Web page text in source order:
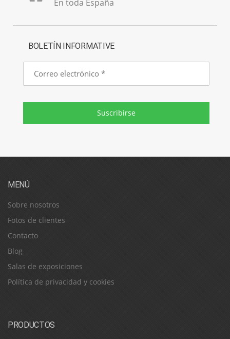
En toda España
BOLETÍN INFORMATIVE
Correo
electrónico
Suscribirse
MENÚ
Sobre nosotros
Fotos de clientes
Contacto
Blog
Salas de exposiciones
Política de privacidad y cookies
PRODUCTOS